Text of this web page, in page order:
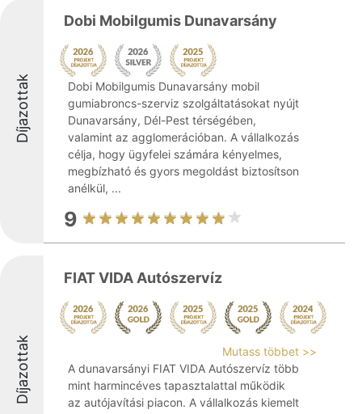
Díjazottak
Dobi Mobilgumis Dunavarsány
Dobi Mobilgumis Dunavarsány mobil
gumiabroncs-szerviz szolgáltatásokat nyújt
Dunavarsány, Dél-Pest térségében,
valamint az agglomerációban. A vállalkozás
célja, hogy ügyfelei számára kényelmes,
megbízható és gyors megoldást biztosítson
anélkül, ...
9
Díjazottak
FIAT VIDA Autószervíz
Mutass többet >>
A dunavarsányi FIAT VIDA Autószervíz több
mint harmincéves tapasztalattal működik
az autójavítási piacon. A vállalkozás kiemelt